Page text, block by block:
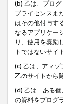
(b) 乙は、プロ
ブライセンスま
はその他付与す
なるアプリケー
り、使用を奨励
トではないサイ
(c) 乙は、アマ
乙のサイトから
(d) 乙は、ある
の資料をプログ